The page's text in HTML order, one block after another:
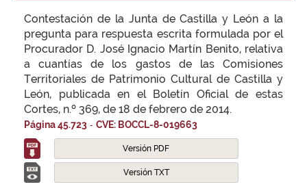
Contestación de la Junta de Castilla y León a la
pregunta para respuesta escrita formulada por el
Procurador D. José Ignacio Martín Benito, relativa
a cuantías de los gastos de las Comisiones
Territoriales de Patrimonio Cultural de Castilla y
León, publicada en el Boletín Oficial de estas
Cortes, n.º 369, de 18 de febrero de 2014.
Página 45.723 - CVE: BOCCL-8-019663
Versión PDF
Versión TXT